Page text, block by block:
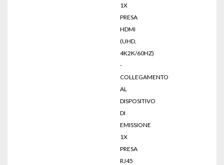
1X
PRESA
HDMI
(UHD,
4K2K/60HZ)
-
COLLEGAMENTO
AL
DISPOSITIVO
DI
EMISSIONE
1X
PRESA
RJ45